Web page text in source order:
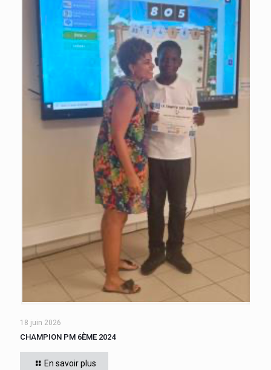
Une finale opposant les classes de 601 et 602 a vu la victoire
de WILLIAM Chris, de 601, qui obtient le titre de meilleur 6ème.
Bravo![…]
18 juin 2026
CHAMPION PM 6ÈME 2024
En savoir plus